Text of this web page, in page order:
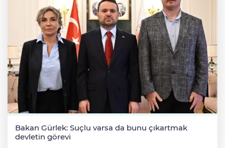
Bakan Gürlek: Suçlu varsa da bunu çıkartmak
devletin görevi